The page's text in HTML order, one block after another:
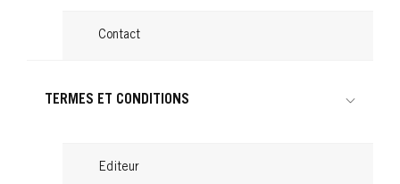
Châtain Chocolat
Contact
TERMES ET CONDITIONS
Editeur